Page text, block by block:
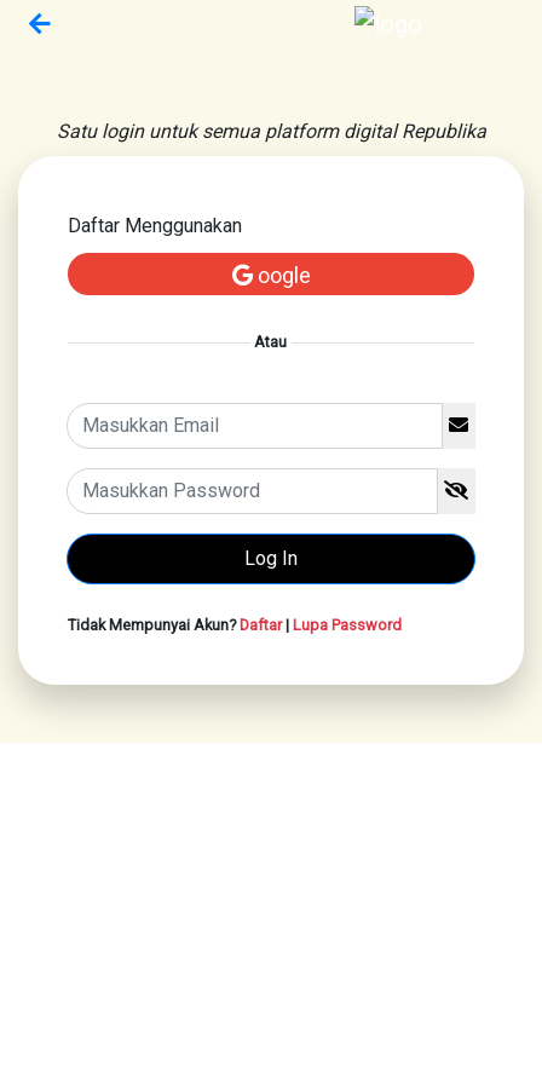
Satu login untuk semua platform digital Republika
Daftar Menggunakan
oogle
Atau
Tidak Mempunyai Akun?Daftar| Lupa Password